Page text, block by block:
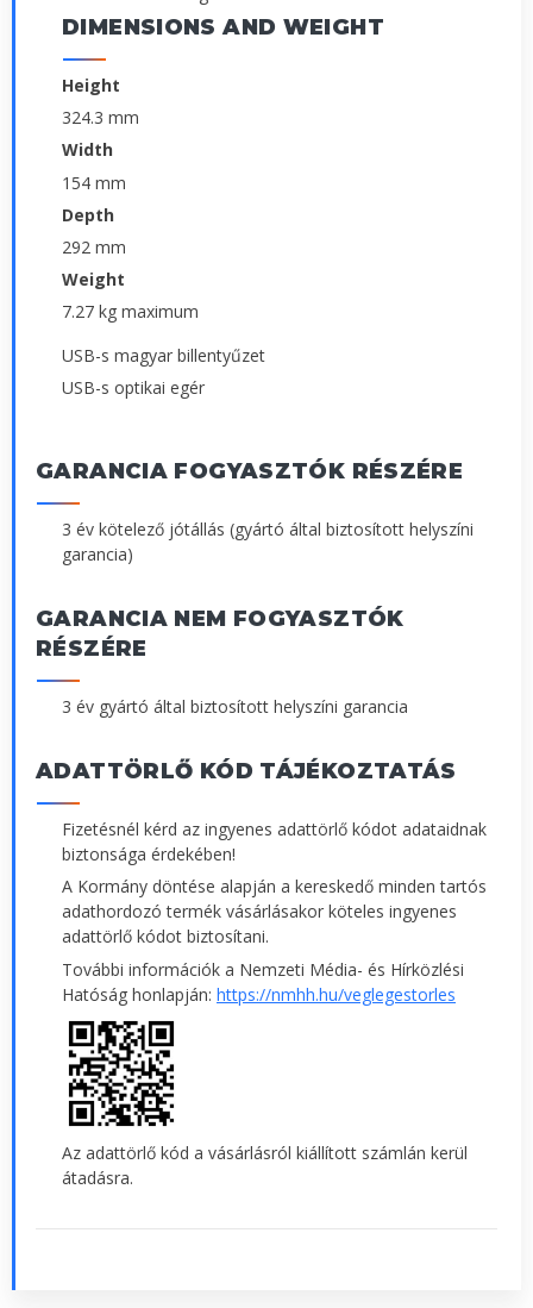
DIMENSIONS AND WEIGHT
Height
324.3 mm
Width
154 mm
Depth
292 mm
Weight
7.27 kg maximum
USB-s magyar billentyűzet
USB-s optikai egér
GARANCIA FOGYASZTÓK RÉSZÉRE
3 év kötelező jótállás (gyártó által biztosított helyszíni
garancia)
GARANCIA NEM FOGYASZTÓK
RÉSZÉRE
3 év gyártó által biztosított helyszíni garancia
ADATTÖRLŐ KÓD TÁJÉKOZTATÁS
Fizetésnél kérd az ingyenes adattörlő kódot adataidnak
biztonsága érdekében!
A Kormány döntése alapján a kereskedő minden tartós
adathordozó termék vásárlásakor köteles ingyenes
adattörlő kódot biztosítani.
További információk a Nemzeti Média- és Hírközlési
Hatóság honlapján: https://nmhh.hu/veglegestorles
Az adattörlő kód a vásárlásról kiállított számlán kerül
átadásra.